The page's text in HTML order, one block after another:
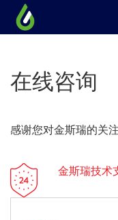
在线咨询
感谢您对金斯瑞的关
金斯瑞技术